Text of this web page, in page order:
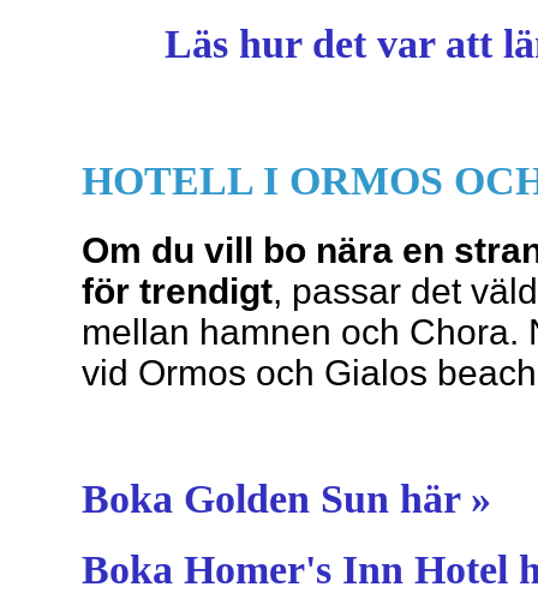
Läs hur det var att
HOTELL I ORMOS
Om du vill bo nära en
för trendigt, passar det
mellan hamnen och Chora.
vid Ormos och Gialos
Boka Golden Sun här »
Boka Homer's Inn Hotel